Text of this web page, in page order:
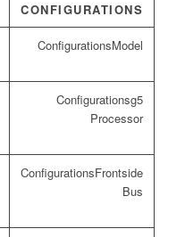
CONFIGURATIONS
Model
g5
Processor
Frontside
Bus